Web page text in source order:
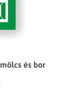
és bor